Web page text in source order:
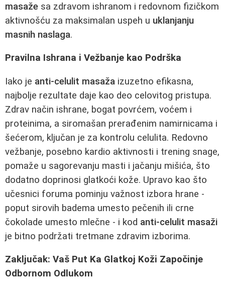
masaže sa zdravom ishranom i redovnom fizičkom
aktivnošću za maksimalan uspeh u uklanjanju
masnih naslaga.
Pravilna Ishrana i Vežbanje kao Podrška
Iako je anti-celulit masaža izuzetno efikasna,
najbolje rezultate daje kao deo celovitog pristupa.
Zdrav način ishrane, bogat povrćem, voćem i
proteinima, a siromašan prerađenim namirnicama i
šećerom, ključan je za kontrolu celulita. Redovno
vežbanje, posebno kardio aktivnosti i trening snage,
pomaže u sagorevanju masti i jačanju mišića, što
dodatno doprinosi glatkoći kože. Upravo kao što
učesnici foruma pominju važnost izbora hrane -
poput sirovih badema umesto pečenih ili crne
čokolade umesto mlečne - i kod anti-celulit masaži
je bitno podržati tretmane zdravim izborima.
Zaključak: Vaš Put Ka Glatkoj Koži Započinje
Odbornom Odlukom